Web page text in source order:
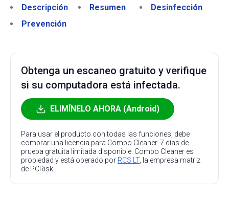
Descripción
Resumen
Desinfección
Prevención
Obtenga un escaneo gratuito y verifique
si su computadora está infectada.
ELIMÍNELO AHORA (Android)
Para usar el producto con todas las funciones, debe
comprar una licencia para Combo Cleaner. 7 días de
prueba gratuita limitada disponible. Combo Cleaner es
propiedad y está operado por RCS LT, la empresa matriz
de PCRisk.